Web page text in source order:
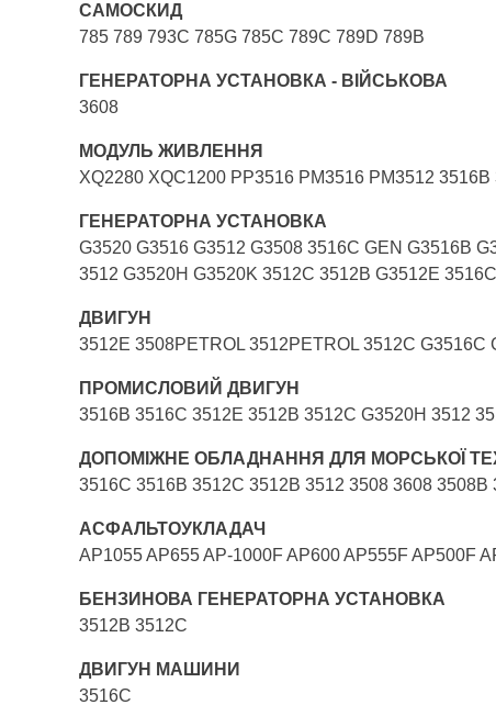
САМОСКИД
785 789 793C 785G 785C 789C 789D 789B
ГЕНЕРАТОРНА УСТАНОВКА - ВІЙСЬКОВА
3608
МОДУЛЬ ЖИВЛЕННЯ
XQ2280 XQC1200 PP3516 PM3516 PM3512
ГЕНЕРАТОРНА УСТАНОВКА
G3520 G3516 G3512 G3508 3516C GEN G3516B
3512 G3520H G3520K 3512C 3512B G3512E
ДВИГУН
3512E 3508PETROL 3512PETROL 3512C
ПРОМИСЛОВИЙ ДВИГУН
3516B 3516C 3512E 3512B 3512C G3520H 3512
ДОПОМІЖНЕ ОБЛАДНАННЯ ДЛЯ МОРСЬКОЇ
3516C 3516B 3512C 3512B 3512 3508 3608 3508B
АСФАЛЬТОУКЛАДАЧ
AP1055 AP655 AP-1000F AP600 AP555F AP500F
БЕНЗИНОВА ГЕНЕРАТОРНА УСТАНОВКА
3512B 3512C
ДВИГУН МАШИНИ
3516C